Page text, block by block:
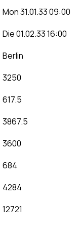
Mon 31.01.33 09:00
Die 01.02.33 16:00
Berlin
3250
617.5
3867.5
3600
684
4284
12721